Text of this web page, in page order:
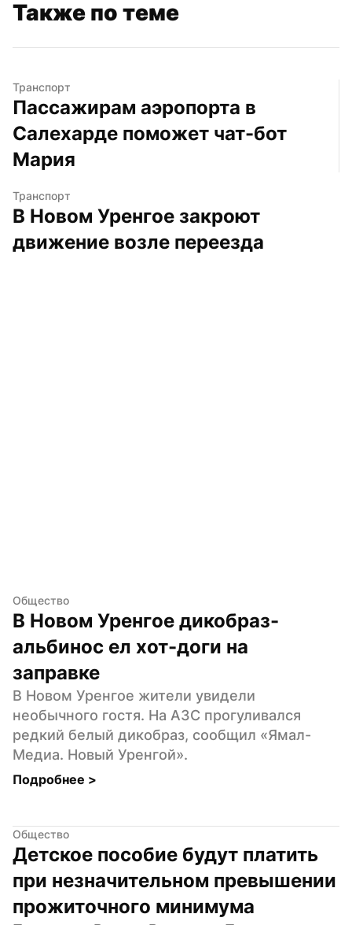
Также по теме
Транспорт
Пассажирам аэропорта в
Салехарде поможет чат-бот
Мария
Транспорт
В Новом Уренгое закроют
движение возле переезда
Общество
В Новом Уренгое дикобраз-
альбинос ел хот-доги на
заправке
В Новом Уренгое жители увидели
необычного гостя. На АЗС прогуливался
редкий белый дикобраз, сообщил «Ямал-
Медиа. Новый Уренгой».
Подробнее >
Общество
Детское пособие будут платить
при незначительном превышении
прожиточного минимума